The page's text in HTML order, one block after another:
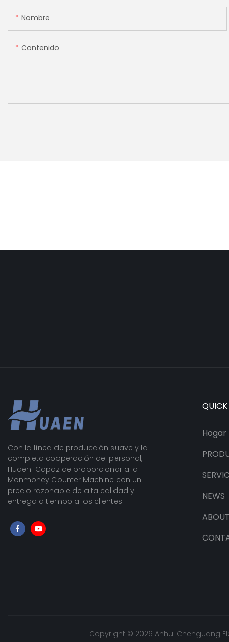
Nombre
Contenido
Con la línea de producción suave y la
completa cooperación del personal,
Huaen Capaz de proporcionar a la
Monmoney Counter Machine con un
precio razonable de alta calidad y
entrega a tiempo a los clientes.
QUICK
Hogar
NEWS
Copyright © 2026 Anhui Chenguang